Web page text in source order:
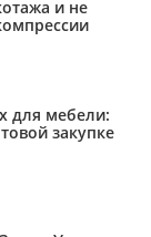
и не
для мебели:
закупке